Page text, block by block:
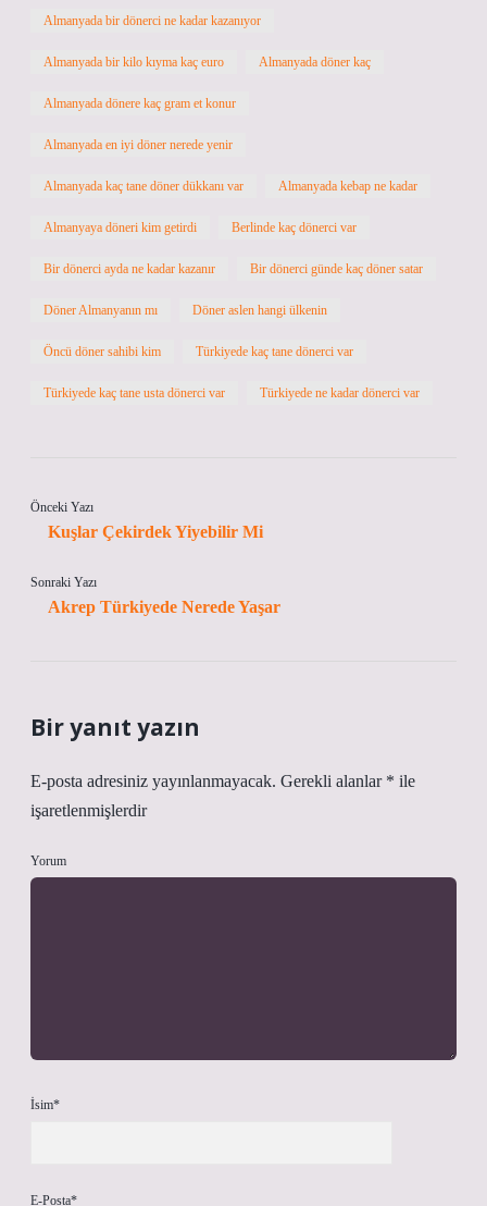
Almanyada bir dönerci ne kadar kazanıyor
Almanyada bir kilo kıyma kaç euro Almanyada döner kaç
Almanyada dönere kaç gram et konur
Almanyada en iyi döner nerede yenir
Almanyada kaç tane döner dükkanı var Almanyada kebap ne kadar
Almanyaya döneri kim getirdi Berlinde kaç dönerci var
Bir dönerci ayda ne kadar kazanır Bir dönerci günde kaç döner satar
Döner Almanyanın mı Döner aslen hangi ülkenin
Öncü döner sahibi kim Türkiyede kaç tane dönerci var
Türkiyede kaç tane usta dönerci var Türkiyede ne kadar dönerci var
Önceki Yazı
Kuşlar Çekirdek Yiyebilir Mi
Sonraki Yazı
Akrep Türkiyede Nerede Yaşar
Bir yanıt yazın
E-posta adresiniz yayınlanmayacak. Gerekli alanlar * ile
işaretlenmişlerdir
Yorum
İsim*
E-Posta*